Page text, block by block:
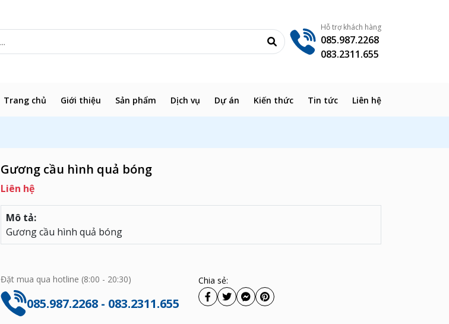
Hỗ trợ khách hàng
085.987.2268
083.2311.655
Trang chủ Giới thiệu Sản phẩm Dịch vụ Dự án Kiến thức Tin tức Liên hệ
Gương cầu hình quả bóng
Liên hệ
Mô tả:
Gương cầu hình quả bóng
Đặt mua qua hotline (8:00 - 20:30)
085.987.2268 - 083.2311.655
Chia sẻ: